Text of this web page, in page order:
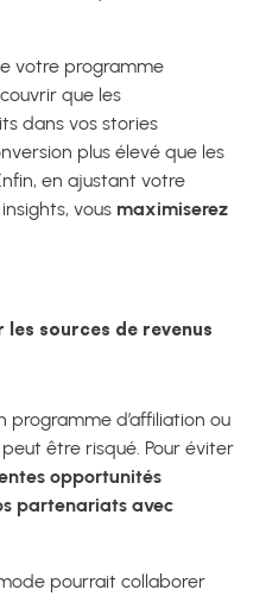
votre programme
que les
dans vos stories
plus élevé que les
en ajustant votre
vous maximiserez
les sources de revenus
programme d’affiliation ou
être risqué. Pour éviter
opportunités
partenariats avec
pourrait collaborer